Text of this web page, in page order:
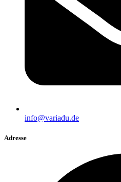
info@variadu.de
Adresse